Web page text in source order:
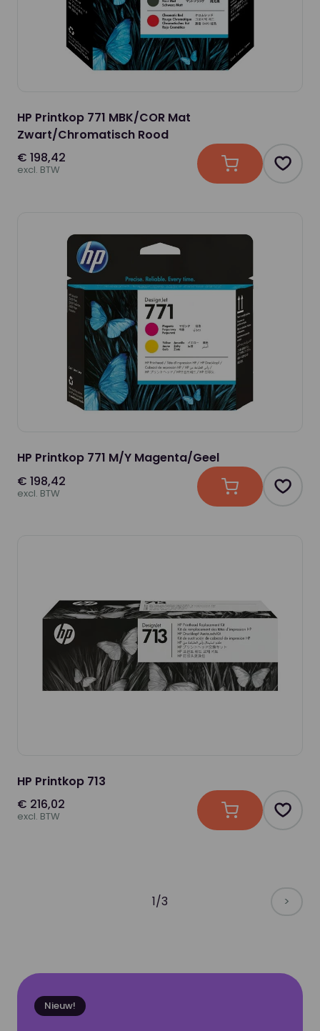
HP Printkop 771 MBK/COR Mat
Zwart/Chromatisch Rood
€ 198,42
excl. BTW In winkelwagen
HP Printkop 771 M/Y Magenta/Geel
€ 198,42
excl. BTW In winkelwagen
HP Printkop 713
€ 216,02
excl. BTW In winkelwagen
1/3 >
Nieuw!